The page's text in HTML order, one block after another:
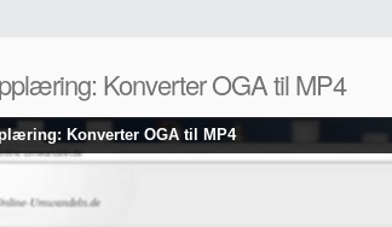
Konverter OGA til MP4
Konverter OGA til MP4